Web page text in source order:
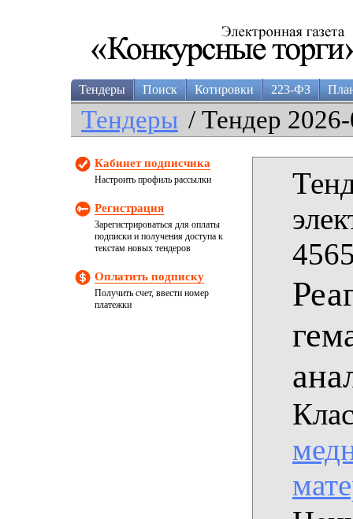
Тендеры Поиск Котировки 223-ФЗ
Тендеры / Тендер
Кабинет подписчика
Настроить профиль рассылки
Регистрация
Зарегистрироваться для оплаты
подписки и получения доступа к
текстам новых тендеров
Оплатить подписку
Получить счет, ввести номер
платежки